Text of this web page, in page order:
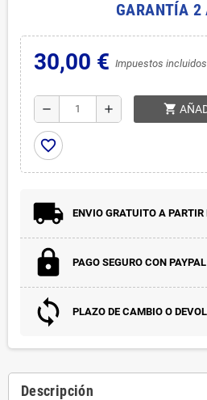
GARANTÍA 2
30,00 € Impuestos incluidos
remove add shopping_cart
favorite_border
ENVIO GRATUITO A PARTIR
PAGO SEGURO CON
PLAZO DE CAMBIO O
Descripción